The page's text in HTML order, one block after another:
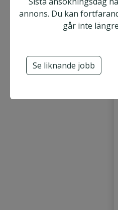
annons. Du kan
går inte
Se liknande jobb